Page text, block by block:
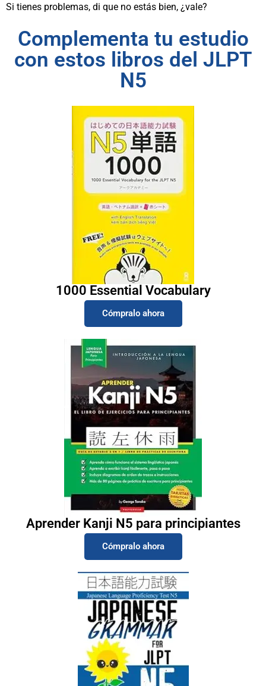
Si tienes problemas, di que no estás bien, ¿vale?
Complementa tu estudio
con estos libros del JLPT
N5
1000 Essential Vocabulary
Cómpralo ahora
Aprender Kanji N5 para principiantes
Cómpralo ahora